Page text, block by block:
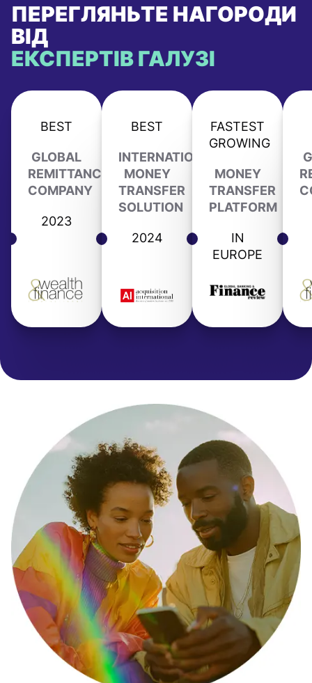
ПЕРЕГЛЯНЬТЕ НАГОРОДИ
ВІД
ЕКСПЕРТІВ ГАЛУЗІ
BEST
GLOBAL
REMITTANCE
COMPANY
2023
BEST
INTERNATIONAL
MONEY
TRANSFER
SOLUTION
2024
FASTEST
GROWING
MONEY
TRANSFER
PLATFORM
IN
EUROPE